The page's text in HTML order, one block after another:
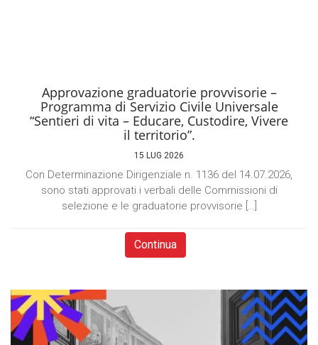
Approvazione graduatorie provvisorie –
Programma di Servizio Civile Universale
“Sentieri di vita – Educare, Custodire, Vivere
il territorio”.
15 LUG 2026
Con Determinazione Dirigenziale n. 1136 del 14.07.2026,
sono stati approvati i verbali delle Commissioni di
selezione e le graduatorie provvisorie […]
Continua